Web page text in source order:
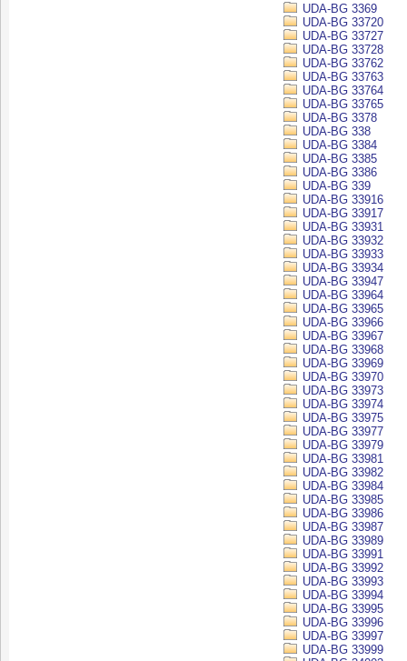
UDA-BG 3369
UDA-BG 33720
UDA-BG 33727
UDA-BG 33728
UDA-BG 33762
UDA-BG 33763
UDA-BG 33764
UDA-BG 33765
UDA-BG 3378
UDA-BG 338
UDA-BG 3384
UDA-BG 3385
UDA-BG 3386
UDA-BG 339
UDA-BG 33916
UDA-BG 33917
UDA-BG 33931
UDA-BG 33932
UDA-BG 33933
UDA-BG 33934
UDA-BG 33947
UDA-BG 33964
UDA-BG 33965
UDA-BG 33966
UDA-BG 33967
UDA-BG 33968
UDA-BG 33969
UDA-BG 33970
UDA-BG 33973
UDA-BG 33974
UDA-BG 33975
UDA-BG 33977
UDA-BG 33979
UDA-BG 33981
UDA-BG 33982
UDA-BG 33984
UDA-BG 33985
UDA-BG 33986
UDA-BG 33987
UDA-BG 33989
UDA-BG 33991
UDA-BG 33992
UDA-BG 33993
UDA-BG 33994
UDA-BG 33995
UDA-BG 33996
UDA-BG 33997
UDA-BG 33999